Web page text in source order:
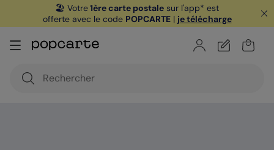
🏖️ Votre1ère carte postale sur l'app* est
offerte avec le code POPCARTE| je télécharge